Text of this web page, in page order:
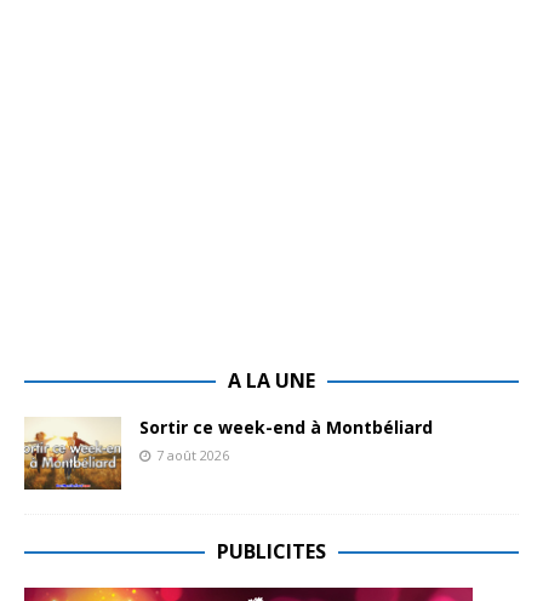
A LA UNE
Sortir ce week-end à Montbéliard
7 août 2026
PUBLICITES